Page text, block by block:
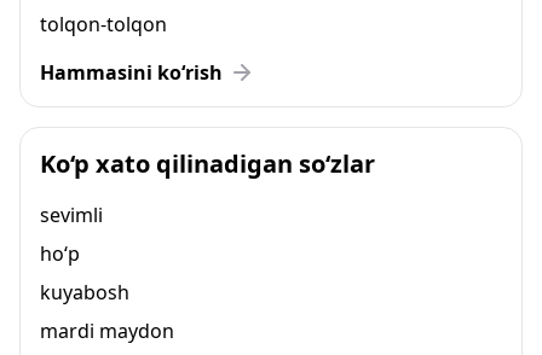
tolqon-tolqon
Hammasini ko‘rish
Ko‘p xato qilinadigan so‘zlar
sevimli
ho‘p
kuyabosh
mardi maydon